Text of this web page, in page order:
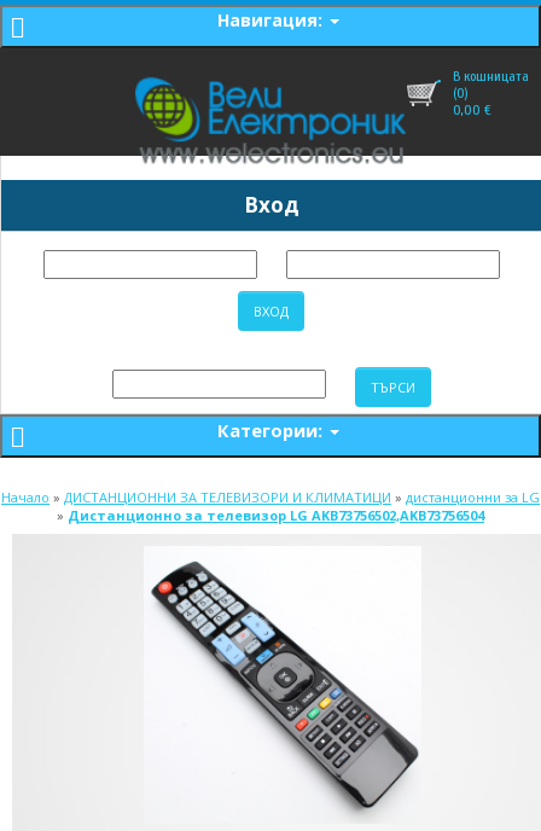
Навигация:
В кошницата
(0)
0,00 €
Вход
Категории:
Начало » ДИСТАНЦИОННИ ЗА ТЕЛЕВИЗОРИ И КЛИМАТИЦИ » дистанционни за LG
» Дистанционно за телевизор LG AKB73756502,AKB73756504